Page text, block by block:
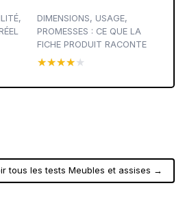
DIMENSIONS, USAGE,
PROMESSES : CE QUE LA
FICHE PRODUIT RACONTE
★★★★★
★★★★★
tous les tests Meubles et assises →